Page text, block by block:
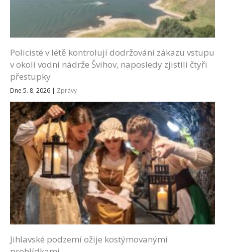
Policisté v létě kontrolují dodržování zákazu vstupu
v okolí vodní nádrže Švihov, naposledy zjistili čtyři
přestupky
Dne 5. 8. 2026 | Zprávy
Jihlavské podzemí ožije kostýmovanými